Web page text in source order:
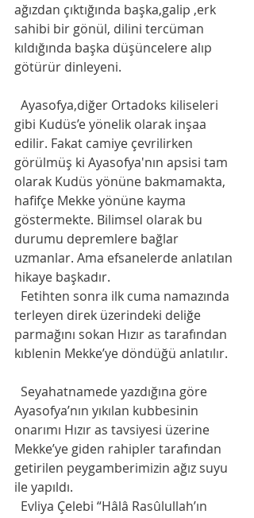
ağızdan çıktığında başka,galip ,erk
sahibi bir gönül, dilini tercüman
kıldığında başka düşüncelere alıp
götürür dinleyeni.
gibi Kudüs’e yönelik olarak inşaa
edilir. Fakat camiye çevrilirken
görülmüş ki Ayasofya'nın apsisi tam
olarak Kudüs yönüne bakmamakta,
hafifçe Mekke yönüne kayma
göstermekte. Bilimsel olarak bu
durumu depremlere bağlar
uzmanlar. Ama efsanelerde anlatılan
hikaye başkadır.
terleyen direk üzerindeki deliğe
parmağını sokan Hızır as tarafından
kıblenin Mekke’ye döndüğü anlatılır.
Ayasofya’nın yıkılan kubbesinin
onarımı Hızır as tavsiyesi üzerine
Mekke’ye giden rahipler tarafından
getirilen peygamberimizin ağız suyu
ile yapıldı.